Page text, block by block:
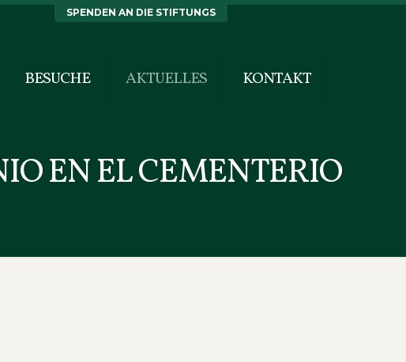
SPENDEN AN DIE STIFTUNGS
BESUCHE AKTUELLES KONTAKT
EN EL CEMENTERIO